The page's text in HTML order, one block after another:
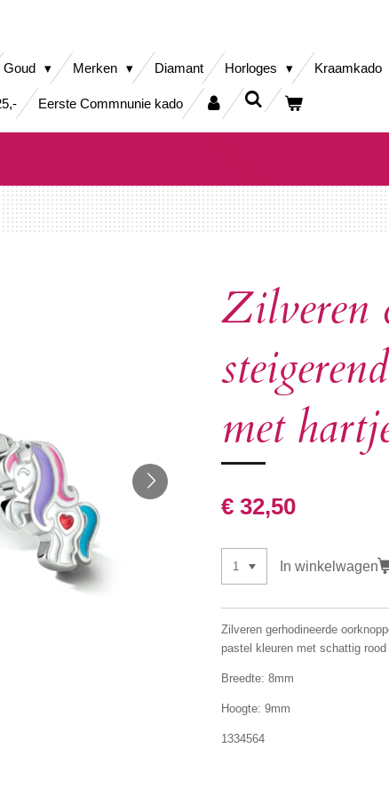
Goud Merken Diamant Horloges Kraamkado
Eerste Commnunie kado
Zilveren
met
€ 32,50
In winkelwagen
Zilveren gerhodineerde
pastel kleuren met schattig rood
Breedte: 8mm
Hoogte: 9mm
1334564